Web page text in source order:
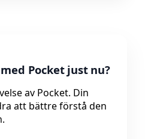
Pocket just nu?
av Pocket. Din
att bättre förstå den